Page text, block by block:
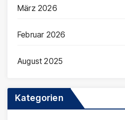
März 2026
Februar 2026
August 2025
Kategorien